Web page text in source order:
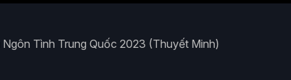
Tình Trung Quốc 2023 (Thuyết Minh)